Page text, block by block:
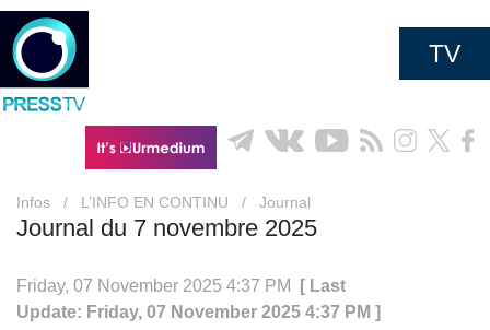
TV
Infos / L’INFO EN CONTINU / Journal
Journal du 7 novembre 2025
Friday, 07 November 2025 4:37 PM
[ Last
Update: Friday, 07 November 2025 4:37 PM ]